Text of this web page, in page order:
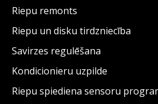
Riepu remonts
Riepu un disku tirdzniecība
Savirzes regulēšana
Kondicionieru uzpilde
Riepu spiediena sensoru